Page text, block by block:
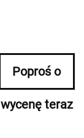
Poproś o
wycenę teraz